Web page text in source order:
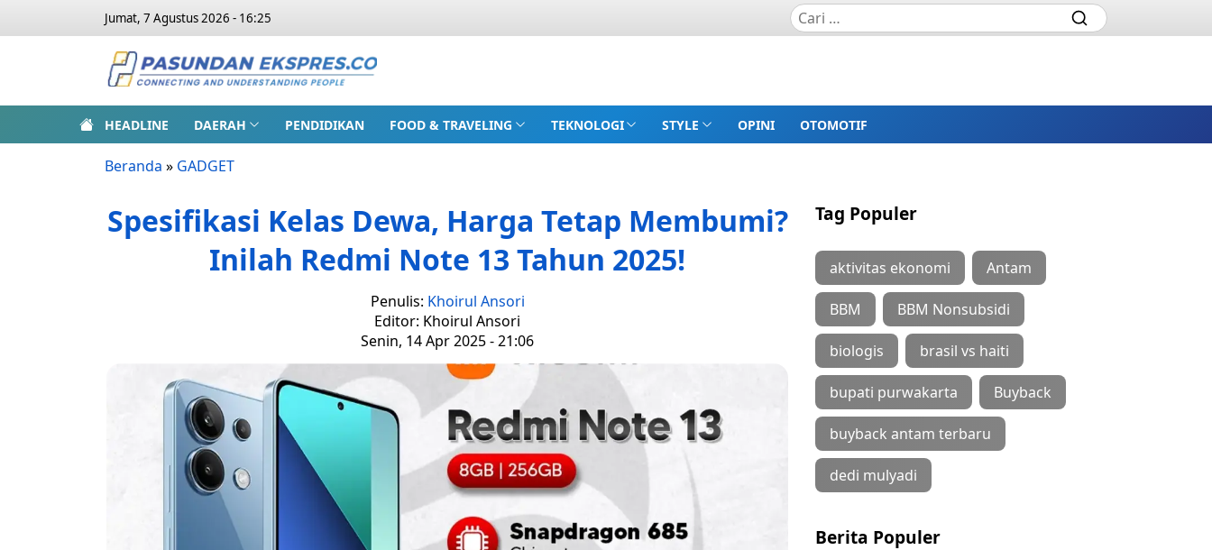
Jumat, 7 Agustus 2026 - 16:25
HEADLINE DAERAH PENDIDIKAN FOOD & TRAVELING TEKNOLOGI STYLE OPINI OTOMOTIF
Beranda » GADGET
Spesifikasi Kelas Dewa, Harga Tetap Membumi?
Inilah Redmi Note 13 Tahun 2025!
Penulis: Khoirul Ansori
Editor: Khoirul Ansori
Senin, 14 Apr 2025 - 21:06
Tag Populer
aktivitas ekonomi Antam
BBM BBM Nonsubsidi
biologis brasil vs haiti
bupati purwakarta Buyback
buyback antam terbaru
dedi mulyadi
Berita Populer